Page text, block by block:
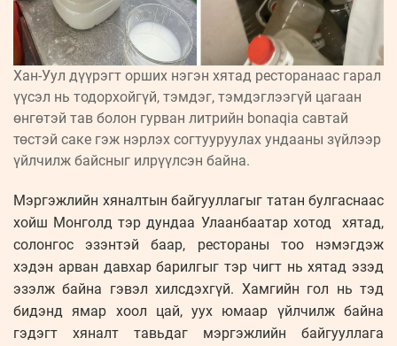
Хан-Уул дүүрэгт орших нэгэн хятад ресторанаас гарал
үүсэл нь тодорхойгүй, тэмдэг, тэмдэглээгүй цагаан
өнгөтэй тав болон гурван литрийн bonaqia савтай
төстэй саке гэж нэрлэх согтууруулах ундааны зүйлээр
үйлчилж байсныг илрүүлсэн байна.
Мэргэжлийн хяналтын байгууллагыг татан булгаснаас
хойш Монголд тэр дундаа Улаанбаатар хотод хятад,
солонгос эзэнтэй баар, рестораны тоо нэмэгдэж
хэдэн арван давхар барилгыг тэр чигт нь хятад эзэд
эзэлж байна гэвэл хилсдэхгүй. Хамгийн гол нь тэд
бидэнд ямар хоол цай, уух юмаар үйлчилж байна
гэдэгт хяналт тавьдаг мэргэжлийн байгууллага